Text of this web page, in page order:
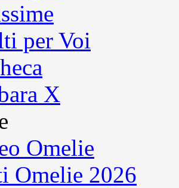
per Voi
X
Omelie
Omelie 2026